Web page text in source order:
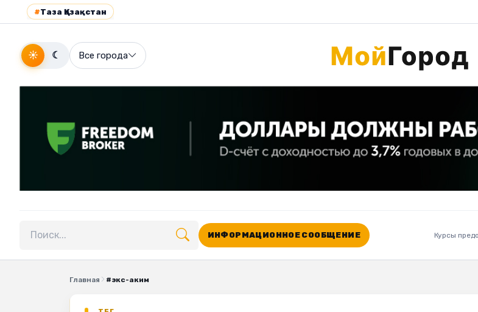
#Таза Қазақстан
☀ ☾ Все города
Поиск по сайту
ИНФОРМАЦИОННОЕ СООБЩЕНИЕ Курсы
Главная #экс-аким